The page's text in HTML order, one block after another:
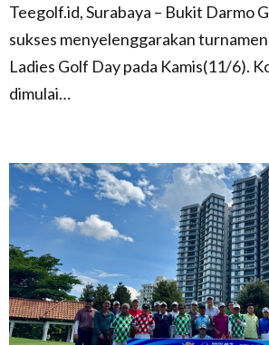
Teegolf.id, Surabaya – Bukit Darmo
sukses menyelenggarakan
Ladies Golf Day pada Kamis(11/6).
dimulai…